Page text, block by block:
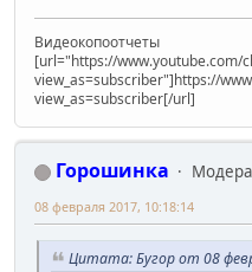
Видеокопоотчеты
[url="https://www.youtube.com/
view_as=subscriber"]https://
view_as=subscriber[/url]
Горошинка
08 февраля 2017, 10:18:14
Цитата: Бугор от 08